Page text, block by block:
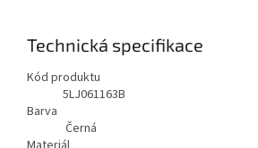
Technická specifikace
Kód produktu
5LJ061163B
Barva
Černá